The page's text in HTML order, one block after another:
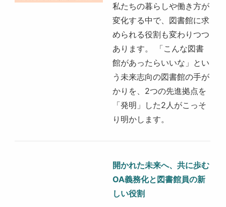
私たちの暮らしや働き方が
変化する中で、図書館に求
められる役割も変わりつつ
あります。 「こんな図書
館があったらいいな」とい
う未来志向の図書館の手が
かりを、2つの先進拠点を
「発明」した2人がこっそ
り明かします。
開かれた未来へ、共に歩む
OA義務化と図書館員の新
しい役割